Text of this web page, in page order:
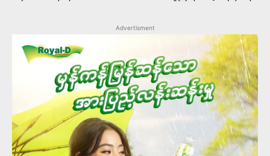
Advertisment